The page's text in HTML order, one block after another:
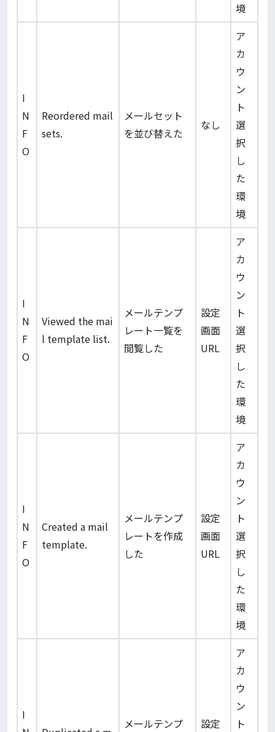
境
I
N
F
O
Reordered mail
sets.
メールセット
を並び替えた
なし
ア
カ
ウ
ン
ト
選
択
し
た
環
境
I
N
F
O
Viewed the mai
l template list.
メールテンプ
レート一覧を
閲覧した
設定
画面
URL
ア
カ
ウ
ン
ト
選
択
し
た
環
境
I
N
F
O
Created a mail
template.
メールテンプ
レートを作成
した
設定
画面
URL
ア
カ
ウ
ン
ト
選
択
し
た
環
境
I
メールテンプ 設定
ア
カ
ウ
ン
ト